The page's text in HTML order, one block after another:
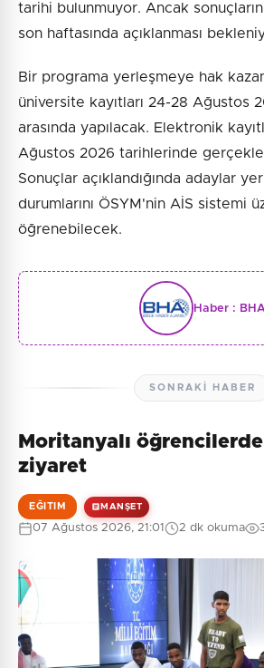
tarihi bulunmuyor. Ancak sonuçların
son haftasında açıklanması
Bir programa yerleşmeye hak
üniversite kayıtları 24-28 Ağustos
arasında yapılacak. Elektronik
Ağustos 2026 tarihlerinde
Sonuçlar açıklandığında adaylar
durumlarını ÖSYM'nin AİS sistemi
öğrenebilecek.
Haber :
SONRAKI HABER
Moritanyalı
ziyaret
EĞITIM MANŞET
07 Ağustos 2026, 21:01 2 dk okuma